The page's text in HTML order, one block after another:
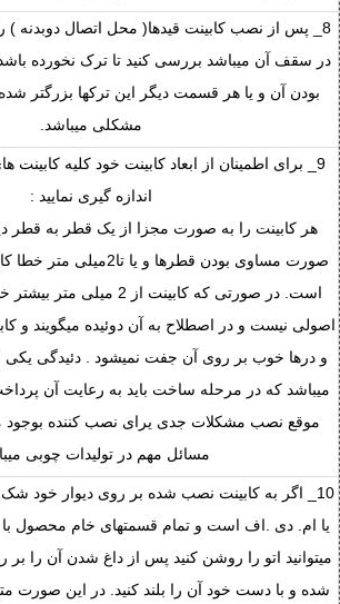
8_ پس از نصب کابینت قیدها( محل اتصال دوبدنه )
در سقف آن میباشد بررسی کنید تا ترک نخورده
بودن آن و یا هر قسمت دیگر این ترکها بزرگتر
مشکلی میباشد.
9_ برای اطمینان از ابعاد کابینت خود کلیه
اندازه گیری نمایید :
هر کابینت را به صورت مجزا از یک قطر به قطر
صورت مساوی بودن قطرها و
است. در صورتی که کابینت از 2
اصولی نیست و در اصطلاح به آن دوئیده میگویند و
و درها خوب بر روی آن جفت نمیشود . دئیدگی یکی
میباشد که در مرحله ساخت باید به رعایت آن
موقع نصب مشکلات جدی یرای نصب کننده بوجود
مسائل مهم در تولیدات چوبی
10_ اگر به کابینت نصب شده بر روی دیوار خود
یا ام. دی .اف است و تمام قسمتهای خام محصول
میتوانید اتو را روشن کنید پس از داغ شدن آن را بر
شده و با دست خود آن را بلند کنید. در این